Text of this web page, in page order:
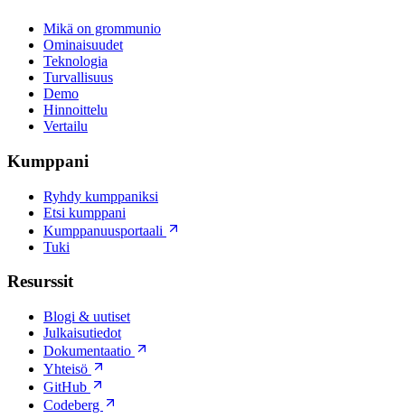
Mikä on grommunio
Ominaisuudet
Teknologia
Turvallisuus
Demo
Hinnoittelu
Vertailu
Kumppani
Ryhdy kumppaniksi
Etsi kumppani
Kumppanuusportaali
Tuki
Resurssit
Blogi & uutiset
Julkaisutiedot
Dokumentaatio
Yhteisö
GitHub
Codeberg